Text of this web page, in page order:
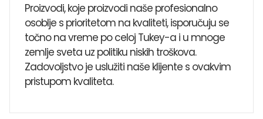
Proizvodi, koje proizvodi naše profesionalno
osoblje s prioritetom na kvaliteti, isporučuju se
točno na vreme po celoj Tukey-a i u mnoge
zemlje sveta uz politiku niskih troškova.
Zadovoljstvo je uslužiti naše klijente s ovakvim
pristupom kvaliteta.